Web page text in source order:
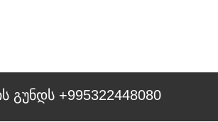
გუნდს +995322448080